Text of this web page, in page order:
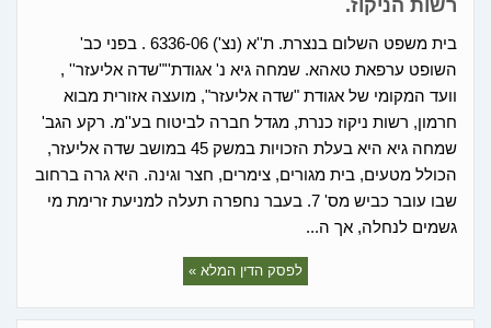
רשות הניקוז.
בית משפט השלום בנצרת. ת''א (נצ') 6336-06 . בפני כב'
השופט ערפאת טאהא. שמחה גיא נ' אגודת''"שדה אליעזר'' ,
וועד המקומי של אגודת "שדה אליעזר", מועצה אזורית מבוא
חרמון, רשות ניקוז כנרת, מגדל חברה לביטוח בע''מ. רקע הגב'
שמחה גיא היא בעלת הזכויות במשק 45 במושב שדה אליעזר,
הכולל מטעים, בית מגורים, צימרים, חצר וגינה. היא גרה ברחוב
שבו עובר כביש מס' 7. בעבר נחפרה תעלה למניעת זרימת מי
גשמים לנחלה, אך ה...
לפסק הדין המלא »